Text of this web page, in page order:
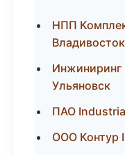
НПП
Владивосток
Ульяновск
ПАО
ООО Контур